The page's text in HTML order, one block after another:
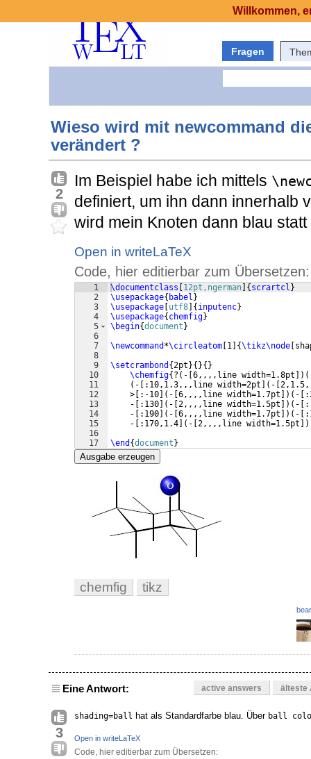
Fragen
Wieso wird mit newcommand
verändert ?
2
Im Beispiel habe ich mittels
definiert, um ihn dann innerhalb
wird mein Knoten dann blau
Open in writeLaTeX
Code, hier editierbar zum Übersetzen:
1
2
3
4
5
6
7
8
9
10
11
12
13
14
15
16
17
\documentclass 12pt,ngerman { scrartcl }
\usepackage{ babel }
\usepackage utf8 { inputenc}
\usepackage{ chemfig}
\begin{document }
\newcommand *\circleatom 1 {\tikz\node
\setcrambond {2pt }{ }{ }
\chemfig{ ? ( - 6,,,,line width=1.8pt ]) (
( - :10,1.3,,,line width=2pt ( -
    >
:-10 ( - 6,,,,line width=1.7pt ]) ( -
    -
:130 ( - 2,,,,line width=1.5pt ]) ( -
    -
:190 ( - 6,,,,line width=1.7pt ]) ( -
    -
:170,1.4 ( - 2,,,,line width=1.5pt ])
\end {document }
Ausgabe erzeugen
chemfig tikz
Eine Antwort: active answers älteste
3
shading=ball hat als Standardfarbe blau. Über ball
Open in writeLaTeX
Code, hier editierbar zum Übersetzen:
Willkommen,